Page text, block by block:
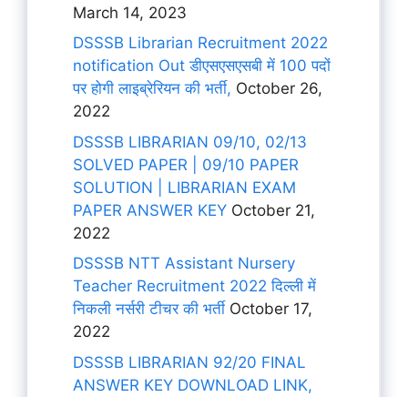
March 14, 2023
DSSSB Librarian Recruitment 2022
notification Out डीएसएसएसबी में 100 पदों
पर होगी लाइब्रेरियन की भर्ती, October 26,
2022
DSSSB LIBRARIAN 09/10, 02/13
SOLVED PAPER | 09/10 PAPER
SOLUTION | LIBRARIAN EXAM
PAPER ANSWER KEY October 21,
2022
DSSSB NTT Assistant Nursery
Teacher Recruitment 2022 दिल्ली में
निकली नर्सरी टीचर की भर्ती October 17,
2022
DSSSB LIBRARIAN 92/20 FINAL
ANSWER KEY DOWNLOAD LINK,